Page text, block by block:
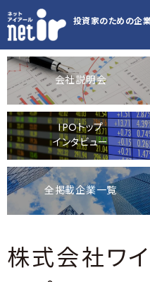
投資家のための企
会社説明会
IPOトップ
インタビュー
全掲載企業一覧
株式会社ワ